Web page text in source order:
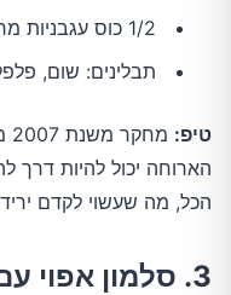
1/2 כוס עגבניות מרוסקות
תבלינים: שום,
טיפ:
הארוחה יכול להיות דרך
הכל, מה שעשוי לקדם